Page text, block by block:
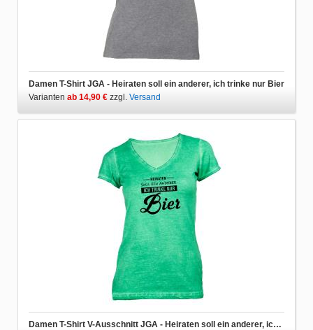
Damen T-Shirt JGA - Heiraten soll ein anderer, ich trinke nur Bier
Varianten ab 14,90 € zzgl. Versand
Damen T-Shirt V-Ausschnitt JGA - Heiraten soll ein anderer, ich trinke nur Bier